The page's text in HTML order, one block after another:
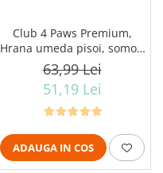
Club 4 Paws Premium,
Hrana umeda pisoi, somon
in sos, 24x80g
63,99 Lei
51,19 Lei
ADAUGA IN COS